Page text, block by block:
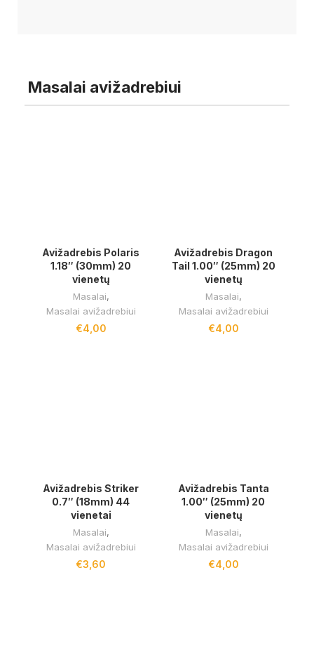
Masalai avižadrebiui
Avižadrebis Polaris
1.18″ (30mm) 20
vienetų
Masalai,
Masalai avižadrebiui
€4,00
Avižadrebis Dragon
Tail 1.00″ (25mm) 20
vienetų
Masalai,
Masalai avižadrebiui
€4,00
Avižadrebis Striker
0.7″ (18mm) 44
vienetai
Masalai,
Masalai avižadrebiui
€3,60
Avižadrebis Tanta
1.00″ (25mm) 20
vienetų
Masalai,
Masalai avižadrebiui
€4,00